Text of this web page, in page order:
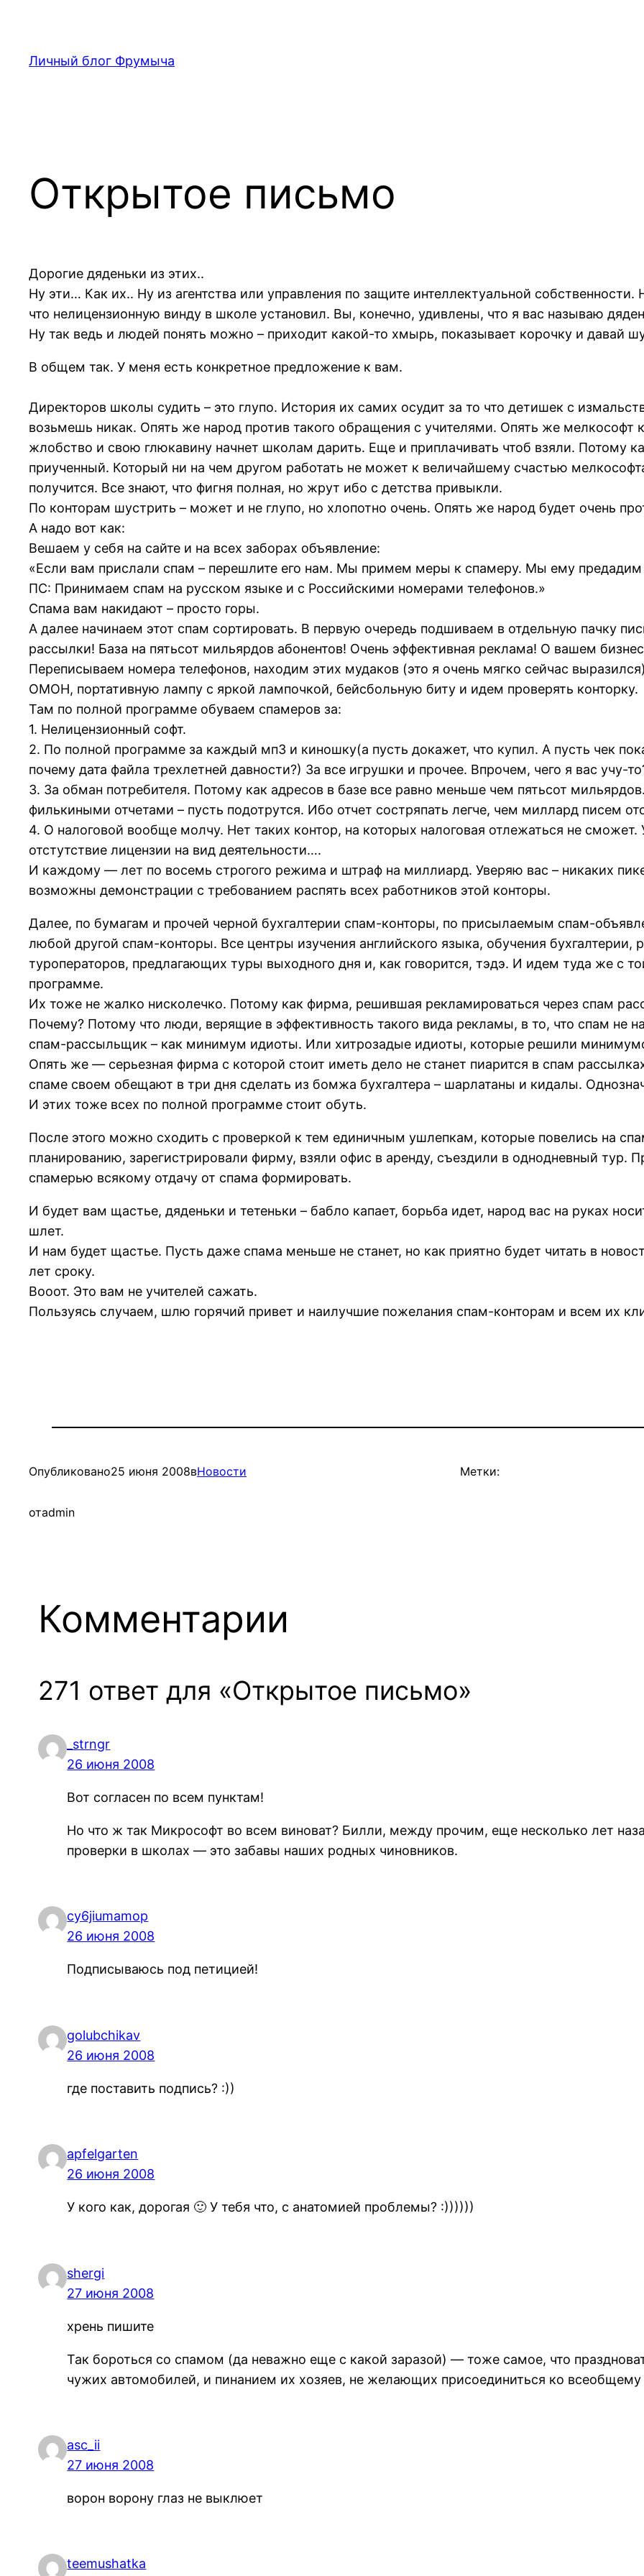
содержимому
Личный блог Фрумыча
Открытое письмо
Дорогие дяденьки из этих..
Ну эти… Как их.. Ну из агентства или управления по защите интеллектуальной
что нелицензионную винду в школе установил. Вы, конечно, удивлены, что я вас называю
Ну так ведь и людей понять можно – приходит какой-то хмырь, показывает корочку и давай
В общем так. У меня есть конкретное предложение к вам.
Директоров школы судить – это глупо. История их самих осудит за то что детишек с
возьмешь никак. Опять же народ против такого обращения с учителями. Опять же мелкософт
жлобство и свою глюкавину начнет школам дарить. Еще и приплачивать чтоб взяли. Потому
приученный. Который ни на чем другом работать не может к величайшему счастью
получится. Все знают, что фигня полная, но жрут ибо с детства привыкли.
По конторам шустрить – может и не глупо, но хлопотно очень. Опять же народ будет очень
А надо вот как:
Вешаем у себя на сайте и на всех заборах объявление:
«Если вам прислали спам – перешлите его нам. Мы примем меры к спамеру. Мы ему предадим
ПС: Принимаем спам на русском языке и с Российскими номерами телефонов.»
Спама вам накидают – просто горы.
А далее начинаем этот спам сортировать. В первую очередь подшиваем в отдельную пачку
рассылки! База на пятьсот мильярдов абонентов! Очень эффективная реклама! О вашем
Переписываем номера телефонов, находим этих мудаков (это я очень мягко сейчас
ОМОН, портативную лампу с яркой лампочкой, бейсбольную биту и идем проверять конторку.
Там по полной программе обуваем спамеров за:
1. Нелицензионный софт.
2. По полной программе за каждый мп3 и киношку(а пусть докажет, что купил. А пусть чек
почему дата файла трехлетней давности?) За все игрушки и прочее. Впрочем, чего я вас учу-
3. За обман потребителя. Потому как адресов в базе все равно меньше чем пятьсот
филькиными отчетами – пусть подотрутся. Ибо отчет состряпать легче, чем миллард писем
4. О налоговой вообще молчу. Нет таких контор, на которых налоговая отлежаться не сможет.
отстутствие лицензии на вид деятельности….
И каждому — лет по восемь строгого режима и штраф на миллиард. Уверяю вас – никаких
возможны демонстрации с требованием распять всех работников этой конторы.
Далее, по бумагам и прочей черной бухгалтерии спам-конторы, по присылаемым спам-
любой другой спам-конторы. Все центры изучения английского языка, обучения бухгалтерии,
туроператоров, предлагающих туры выходного дня и, как говорится, тэдэ. И идем туда же с
программе.
Их тоже не жалко нисколечко. Потому как фирма, решившая рекламироваться через спам
Почему? Потому что люди, верящие в эффективность такого вида рекламы, в то, что спам не
спам-рассыльщик – как минимум идиоты. Или хитрозадые идиоты, которые решили
Опять же — серьезная фирма с которой стоит иметь дело не станет пиарится в спам
спаме своем обещают в три дня сделать из бомжа бухгалтера – шарлатаны и кидалы.
И этих тоже всех по полной программе стоит обуть.
После этого можно сходить с проверкой к тем единичным ушлепкам, которые повелись на
планированию, зарегистрировали фирму, взяли офис в аренду, съездили в однодневный тур.
спамерью всякому отдачу от спама формировать.
И будет вам щастье, дяденьки и тетеньки – бабло капает, борьба идет, народ вас на руках
шлет.
И нам будет щастье. Пусть даже спама меньше не станет, но как приятно будет читать в
лет сроку.
Вооот. Это вам не учителей сажать.
Пользуясь случаем, шлю горячий привет и наилучшие пожелания спам-конторам и всем их
Опубликовано25 июня 2008вНовости
отadmin
Метки:
Комментарии
271 ответ для «Открытое письмо»
_strngr
26 июня 2008
Вот согласен по всем пунктам!
Но что ж так Микрософт во всем виноват? Билли, между прочим, еще несколько лет
проверки в школах — это забавы наших родных чиновников.
cy6jiumamop
26 июня 2008
Подписываюсь под петицией!
golubchikav
26 июня 2008
где поставить подпись? :))
apfelgarten
26 июня 2008
У кого как, дорогая 🙂 У тебя что, с анатомией проблемы? :))))))
shergi
27 июня 2008
хрень пишите
Так бороться со спамом (да неважно еще с какой заразой) — тоже самое, что
чужих автомобилей, и пинанием их хозяев, не желающих присоединиться ко всеобщему
asc_ii
27 июня 2008
ворон ворону глаз не выклюет
teemushatka